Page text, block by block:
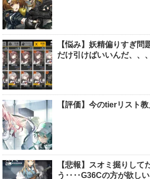
【悩み】妖精偏りすぎ
だけ引けばいいんだ、、
【評価】今のtierリスト
【悲報】スオミ掘りして
う‥‥G36Cの方が欲し